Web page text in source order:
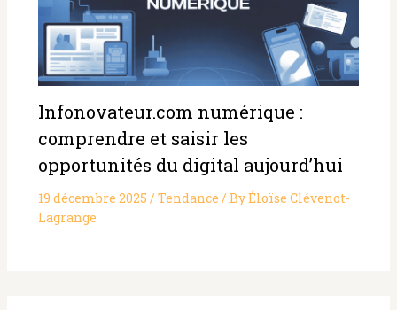
Infonovateur.com numérique :
comprendre et saisir les
opportunités du digital aujourd’hui
19 décembre 2025 / Tendance / ByÉloïse Clévenot-
Lagrange